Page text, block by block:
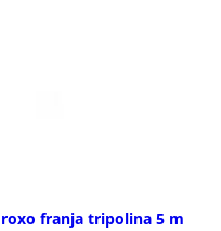
franja tripolina 5 m